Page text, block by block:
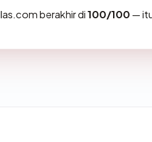
berakhir di100/100 —